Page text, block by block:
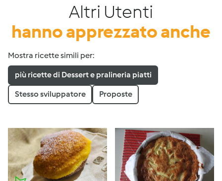
Altri Utenti
hanno apprezzato anche
Mostra ricette simili per:
più ricette di Dessert e pralineria piatti
Stesso sviluppatore Proposte